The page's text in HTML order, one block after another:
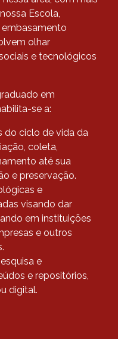
Escola,
olhar
e tecnológicos
em
se a:
do ciclo de vida da
coleta,
até sua
e preservação.
e
visando dar
em instituições
e outros
e
e repositórios,
digital.